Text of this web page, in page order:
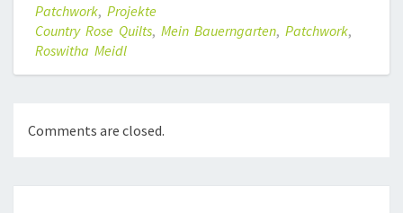
Patchwork, Projekte
Country Rose Quilts, Mein Bauerngarten, Patchwork,
Roswitha Meidl
Comments are closed.